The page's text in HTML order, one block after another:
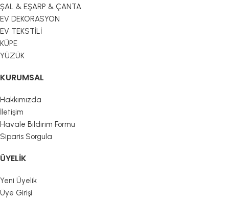
ŞAL & EŞARP & ÇANTA
EV DEKORASYON
EV TEKSTİLİ
KÜPE
YÜZÜK
KURUMSAL
Hakkımızda
İletişim
Havale Bildirim Formu
Siparis Sorgula
ÜYELIK
Yeni Üyelik
Üye Girişi